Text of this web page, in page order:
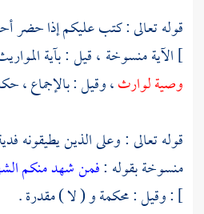
] الآية منسوخة ، قيل : بآية
وصية لوارث، وقيل : بالإجماع ،
منسوخة بقوله :فمن شهد منكم
] : وقيل : محكمة و ( لا ) مقدرة .